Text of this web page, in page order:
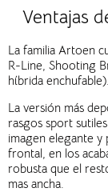
Ventajas
La familia Artoen
R-Line, Shooting
híbrida enchufable).
La versión más
rasgos sport
imagen elegante y
frontal, en los
robusta que el
mas ancha.